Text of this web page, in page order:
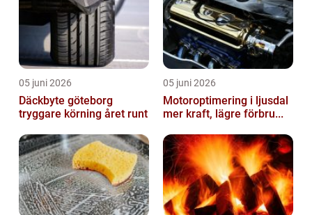
05 juni 2026
Däckbyte göteborg
tryggare körning året runt
05 juni 2026
Motoroptimering i ljusdal
mer kraft, lägre förbru...